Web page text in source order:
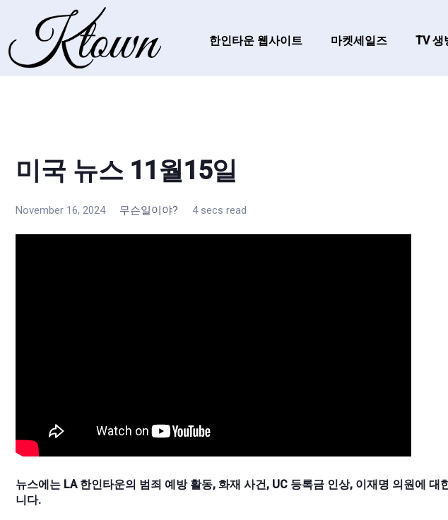
한인타운 웹사이트 마켓세일즈 TV 생
미국 뉴스 11월15일
November 16, 2024 무슨일이야? 4 secs read
뉴스에는 LA 한인타운의 범죄 예방 활동, 화재 사건, UC 등록금 인상, 이재명 의원에 대
니다.